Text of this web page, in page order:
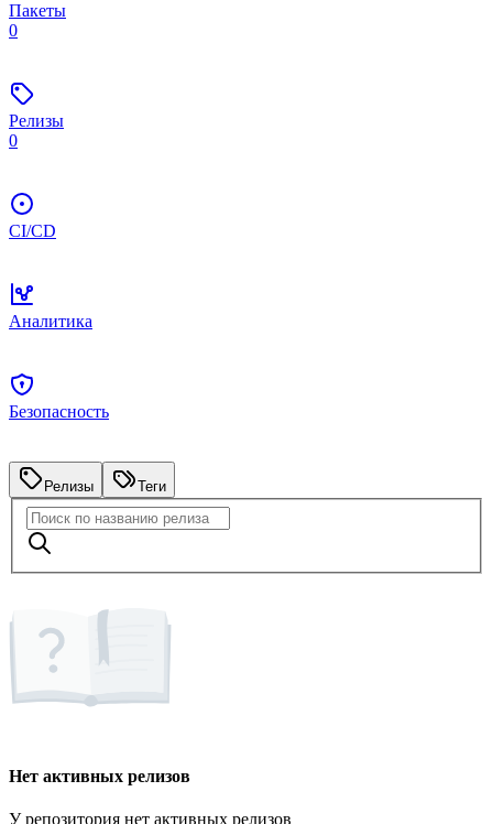
Пакеты
0
Релизы
0
CI/CD
Аналитика
Безопасность
Релизы Теги
Нет активных релизов
У репозитория нет активных релизов